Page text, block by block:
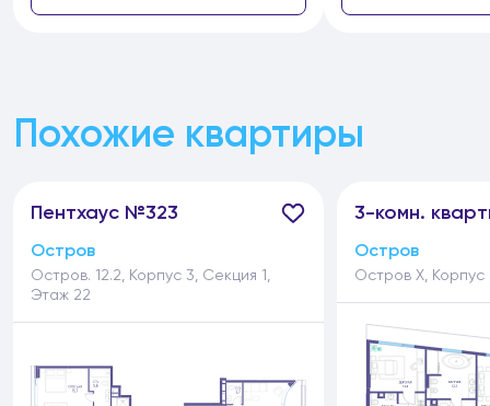
Похожие квартиры
Пентхаус №323
Остров
Остров. 12.2, Корпус 3, Секция 1,
Этаж 22
3-комн.
Остров
Остров Х, Корпус